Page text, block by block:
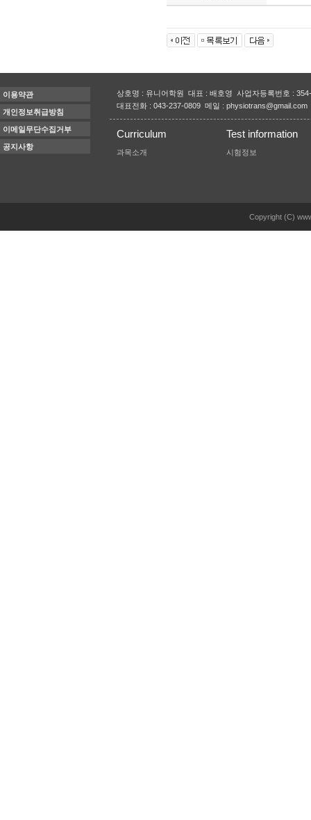
이용약관
개인정보취급방침
이메일무단수집거부
공지사항
상호명 : 유니어학원 대표 : 배호영 사업자등록번호 :
대표전화 : 043-237-0809 메일 : physiotrans@gmail.com
Curriculum
과목소개
Test information
시험정보
Copyright (C)